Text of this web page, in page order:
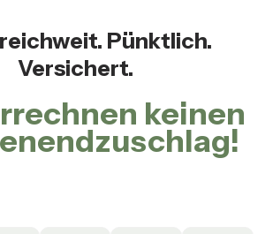
Pünktlich.
Versichert.
keinen